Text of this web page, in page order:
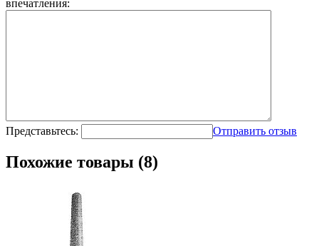
впечатления:
Представьтесь: Отправить отзыв
Похожие товары (8)